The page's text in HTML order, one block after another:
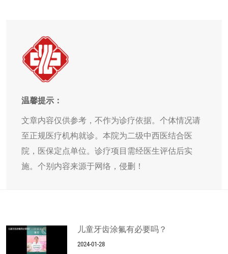
温馨提示：
文章内容仅供参考，不作为诊疗依据。个体情况请
至正规医疗机构就诊。本院为二级中西医结合医
院，医保定点单位。诊疗项目需经医生评估后实
施。个别内容来源于网络，侵删！
儿童牙齿涂氟有必要吗？
2024-01-28